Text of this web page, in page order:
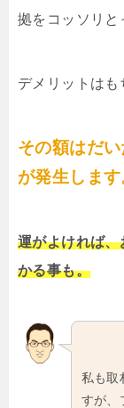
拠をコッソリと
デメリットはも
その額はだ
が発生します
運がよければ
かる事も。
私も取
すが、